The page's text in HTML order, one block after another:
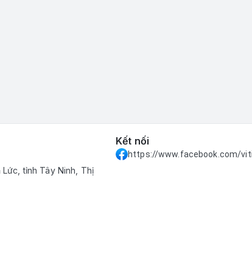
tỉnh Tây Ninh, Thị
Kết nối
https://www.facebook.com/